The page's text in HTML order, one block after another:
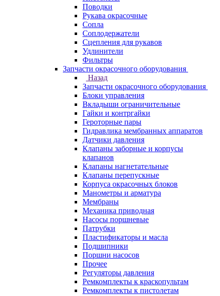
Поводки
Рукава окрасочные
Сопла
Соплодержатели
Сцепления для рукавов
Удлинители
Фильтры
Запчасти окрасочного оборудования
Назад
Запчасти окрасочного оборудования
Блоки управления
Вкладыши ограничительные
Гайки и контргайки
Героторные пары
Гидравлика мембранных аппаратов
Датчики давления
Клапаны заборные и корпусы
клапанов
Клапаны нагнетательные
Клапаны перепускные
Корпуса окрасочных блоков
Манометры и арматура
Мембраны
Механика приводная
Насосы поршневые
Патрубки
Пластификаторы и масла
Подшипники
Поршни насосов
Прочее
Регуляторы давления
Ремкомплекты к краскопультам
Ремкомплекты к пистолетам